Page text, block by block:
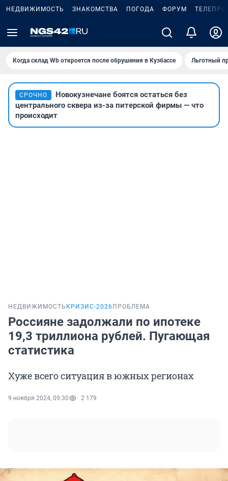
НЕДВИЖИМОСТЬ ЗНАКОМСТВА ПОГОДА ФОРУМ
Когда склад Wb откроется после обрушения в Кузбассе Льготный
СРОЧНО
Новокузнечане боятся остаться без
центрального сквера из-за питерской фирмы — что
происходит
НЕДВИЖИМОСТЬ КРИЗИС-2026 ПРОБЛЕМА
Россияне задолжали по ипотеке
19,3 триллиона рублей. Пугающая
статистика
Хуже всего ситуация в южных регионах
9 ноября 2024, 09:30 2 179